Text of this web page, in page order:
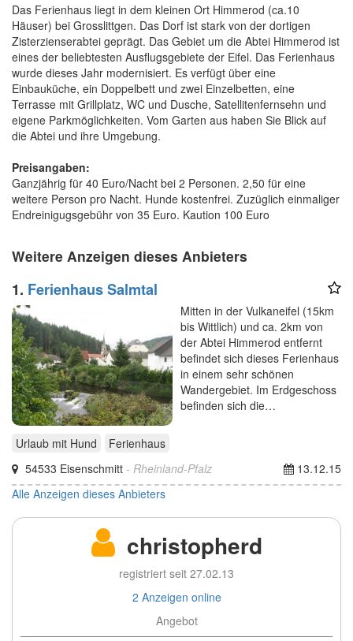
Das Ferienhaus liegt in dem kleinen Ort Himmerod (ca.10
Häuser) bei Grosslittgen. Das Dorf ist stark von der dortigen
Zisterzienserabtei geprägt. Das Gebiet um die Abtei Himmerod ist
eines der beliebtesten Ausflugsgebiete der Eifel. Das Ferienhaus
wurde dieses Jahr modernisiert. Es verfügt über eine
Einbauküche, ein Doppelbett und zwei Einzelbetten, eine
Terrasse mit Grillplatz, WC und Dusche, Satellitenfernsehn und
eigene Parkmöglichkeiten. Vom Garten aus haben Sie Blick auf
die Abtei und ihre Umgebung.
Preisangaben:
Ganzjährig für 40 Euro/Nacht bei 2 Personen. 2,50 für eine
weitere Person pro Nacht. Hunde kostenfrei. Zuzüglich einmaliger
Endreinigugsgebühr von 35 Euro. Kaution 100 Euro
Weitere Anzeigen dieses Anbieters
1. Ferienhaus Salmtal
Mitten in der Vulkaneifel (15km
bis Wittlich) und ca. 2km von
der Abtei Himmerod entfernt
befindet sich dieses Ferienhaus
in einem sehr schönen
Wandergebiet. Im Erdgeschoss
befinden sich die…
Urlaub mit Hund
Ferienhaus
54533 Eisenschmitt - Rheinland-Pfalz
13.12.15
Alle Anzeigen dieses Anbieters
christopherd
registriert seit 27.02.13
2 Anzeigen online
Angebot